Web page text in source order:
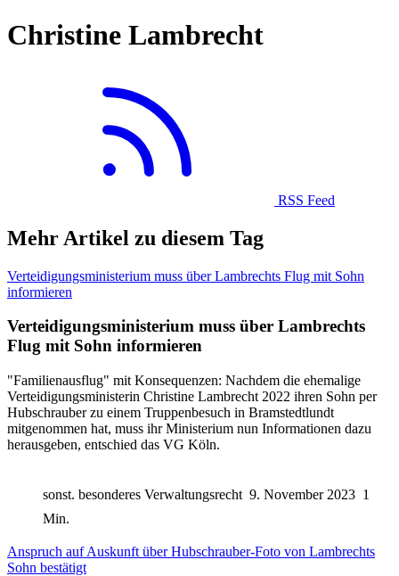
Christine Lambrecht
RSS Feed
Mehr Artikel zu diesem Tag
Verteidigungsministerium muss über Lambrechts Flug mit Sohn
informieren
Verteidigungsministerium muss über Lambrechts
Flug mit Sohn informieren
"Familienausflug" mit Konsequenzen: Nachdem die ehemalige
Verteidigungsministerin Christine Lambrecht 2022 ihren Sohn per
Hubschrauber zu einem Truppenbesuch in Bramstedtlundt
mitgenommen hat, muss ihr Ministerium nun Informationen dazu
herausgeben, entschied das VG Köln.
sonst. besonderes Verwaltungsrecht 9. November 2023 1
Min.
Anspruch auf Auskunft über Hubschrauber-Foto von Lambrechts
Sohn bestätigt